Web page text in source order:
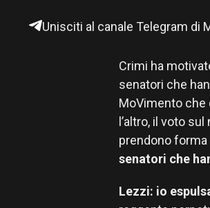
Unisciti al canale Telegram di
Crimi ha
senatori che
MoVimento che
l’altro, il voto
prendono forma
senatori che
Lezzi: io